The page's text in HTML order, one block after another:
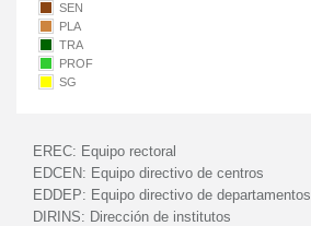
SEN
PLA
TRA
PROF
SG
EREC: Equipo rectoral
EDCEN: Equipo directivo de centros
EDDEP: Equipo directivo de departamentos
DIRINS: Dirección de institutos